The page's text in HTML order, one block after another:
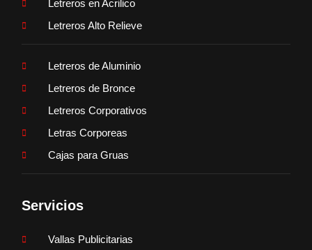
Letreros en Acrilico
Letreros Alto Relieve
Letreros de Aluminio
Letreros de Bronce
Letreros Corporativos
Letras Corporeas
Cajas para Gruas
Servicios
Vallas Publicitarias